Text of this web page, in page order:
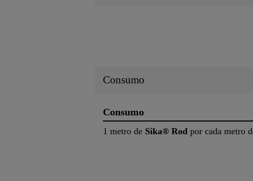
Consumo
Consumo
1 metro de Sika® Rod por cada metro